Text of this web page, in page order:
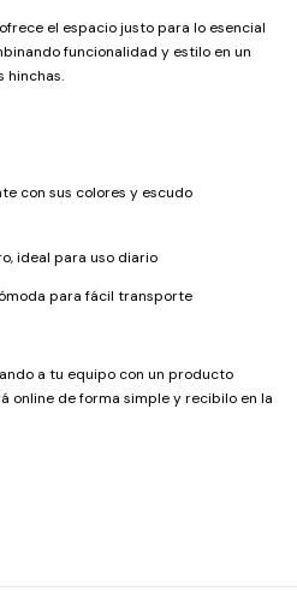
el espacio justo para lo esencial
funcionalidad y estilo en un
hinchas.
con sus colores y escudo
ideal para uso diario
para fácil transporte
a tu equipo con un producto
online de forma simple y recibilo en la